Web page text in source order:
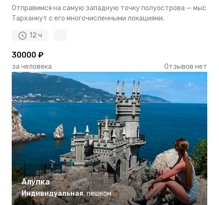
Отправимся на самую западную точку полуострова — мыс
Тарханкут с его многочисленными локациями.
12 ч
30000 ₽
за человека Отзывов нет
Алупка
Индивидуальная, пешком